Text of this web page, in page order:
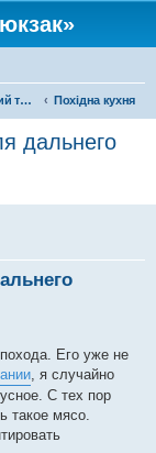
Самодіяльний туризм Похідна кухня
дальнего
Его уже не
, я случайно
С тех пор
такое мясо.